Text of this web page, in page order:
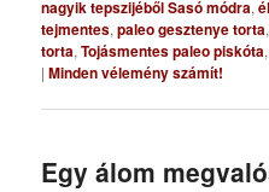
nagyik tepszijéből Sasó módra,
tejmentes,paleo gesztenye torta
torta,Tojásmentes paleo piskóta
|Minden vélemény számít!
Egy álom